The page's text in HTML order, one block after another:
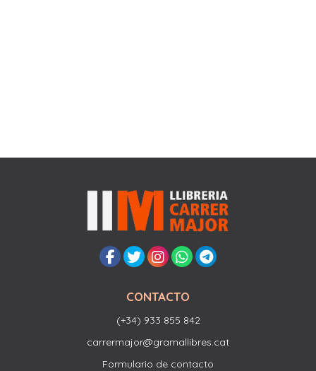
CONTACTO
(+34) 933 855 842
carrermajor@gramallibres.cat
Formulario de contacto